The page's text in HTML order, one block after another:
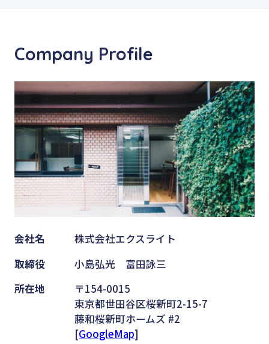
Company Profile
会社名
株式会社エクスライト
取締役
小島弘光 富田詠三
所在地
〒154-0015
東京都世田谷区桜新町2-15-7
藤和桜新町ホームズ #2
[GoogleMap]